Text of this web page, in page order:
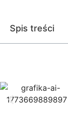
Spis treści